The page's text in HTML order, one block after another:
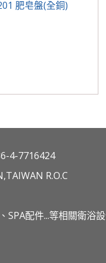
肥皂盤(全銅)
4-7716424
R.O.C
配件...等相關衛浴